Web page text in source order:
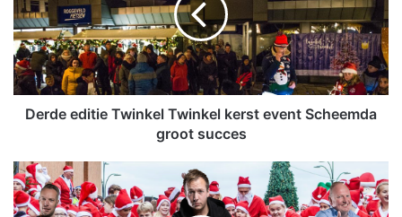
e
e
d
i
t
w
i
n
Derde editie Twinkel Twinkel kerst event Scheemda
groot succes
O
P
G